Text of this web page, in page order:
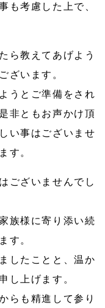
も考慮した上で、
ら教えてあげよう
ざいます。
うとご準備をされ
非ともお声かけ頂
い事はございませ
す。
ございませんでし
族様に寄り添い続
す。
したことと、温か
し上げます。
らも精進して参り